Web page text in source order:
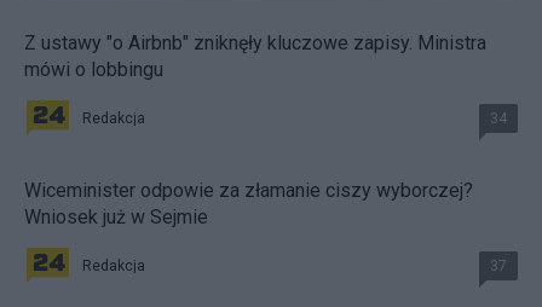
Z ustawy "o Airbnb" zniknęły kluczowe zapisy. Ministra
mówi o lobbingu
Redakcja 34
Wiceminister odpowie za złamanie ciszy wyborczej?
Wniosek już w Sejmie
Redakcja 37